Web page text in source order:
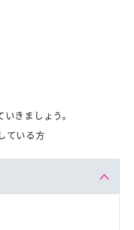
きましょう。
ている方